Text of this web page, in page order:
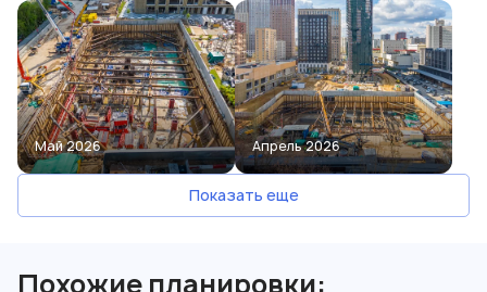
Май 2026 Апрель 2026
Показать еще
Похожие планировки: